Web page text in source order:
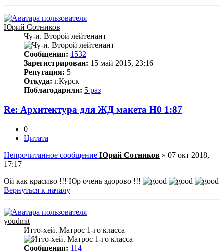
Юрий Сотников
Чу-и. Второй лейтенант
Сообщения: 1532
Зарегистрирован: 15 май 2015, 23:16
Репутация: 5
Откуда: г.Курск
Поблагодарили: 5 раз
Re: Архитектура для ЖД макета Н0 1:87
0
Цитата
Непрочитанное сообщение Юрий Сотников » 07 окт 2018,
17:17
Ой как красиво !!! Юр очень здорово !!!
Вернуться к началу
youdmit
Итто-хей. Матрос 1-го класса
Сообщения: 114